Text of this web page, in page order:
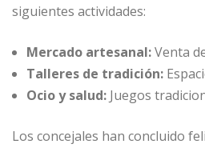
siguientes actividades:
Mercado artesanal:Venta
Talleres de tradición:
Ocio y salud: Juegos
Los concejales han concluido